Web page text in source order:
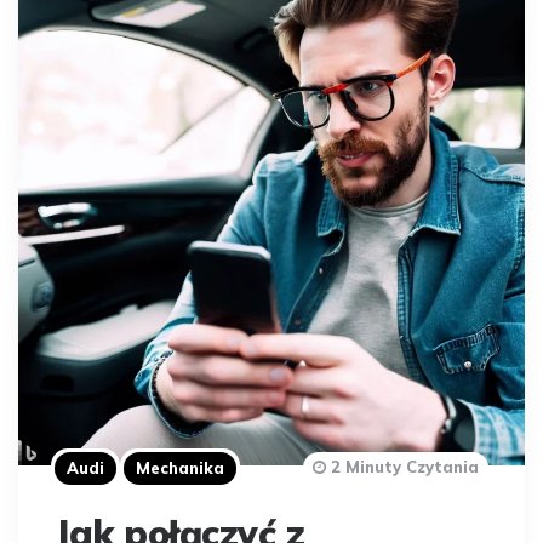
Audi Mechanika
Jak połączyć z
2 Minuty Czytania